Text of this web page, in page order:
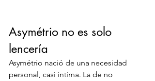
Asymétrio no es solo
lencería
Asymétrio nació de una necesidad
personal, casi íntima. La de no